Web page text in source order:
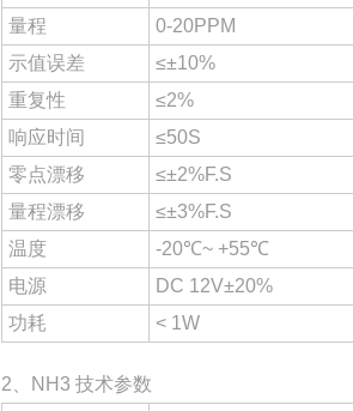
量程
0-20PPM
示值误差
≤±10%
重复性
≤2%
响应时间
≤50S
零点漂移
≤±2%F.S
量程漂移
≤±3%F.S
温度
-20℃~ +55℃
电源
DC 12V±20%
功耗
< 1W
2、NH3 技术参数